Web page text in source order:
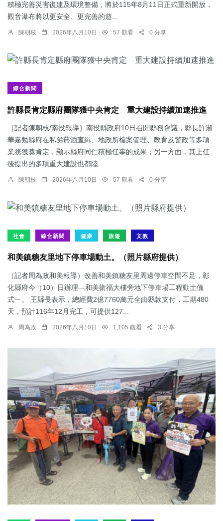
積極完善災害復建及環境整備，將於115年8月11日正式重新開放，
觀音瀑布將以更安全、更完善的遊...
陳朝枝 2026年八月10日 57 觀看 0 分享
綜合新聞
許縣長肯定縣府團隊獲中央肯定 重大建設持續加速推進
［記者陳朝枝/南投報導］南投縣政府10日召開縣務會議，縣長許淑
華嘉勉縣府在私劣菸酒查緝、地政所檔案管理、教育及警政等多項
業務獲獎肯定，顯示縣府同仁積極任事的成果；另一方面，其上任
後提出的多項重大建設也都陸...
陳朝枝 2026年八月10日 57 觀看 0 分享
社會 綜合新聞 健康 旅遊 文教
和美鎮糖友里地下停車場動土。（照片縣府提供）
（記者周為政和美報導）改善和美鎮糖友里周邊停車空間不足，彰
化縣府今（10）日辦理﹁和美衛福大樓旁地下停車場工程動土儀
式﹂。 王縣長表示，總經費2億7760萬元全由縣款支付，工期480
天，預計116年12月完工，可提供127...
周為政 2026年八月10日 1,105 觀看 3 分享